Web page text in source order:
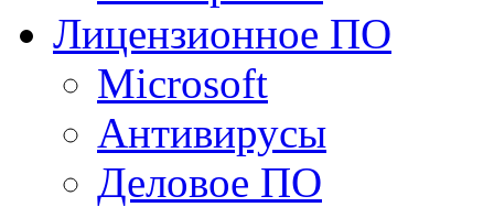
Лицензионное ПО
Microsoft
Антивирусы
Деловое ПО